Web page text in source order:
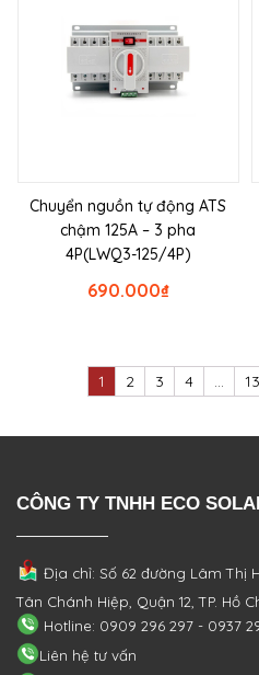
Chuyển nguồn tự động ATS
chậm 125A – 3 pha
4P(LWQ3-125/4P)
₫
690.000
1 2 3 4 …
CÔNG TY TNHH ECO
Địa chỉ: Số 62 đường Lâm Thị
Tân Chánh Hiệp, Quận 12, TP. Hồ
Hotline: 0909 296 297 - 0937
Liên hệ tư vấn